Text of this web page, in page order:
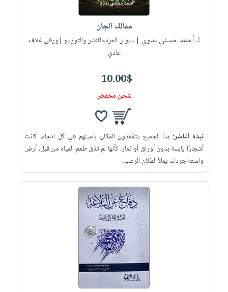
ممالك الجان
لـ أحمد حسني بدوي | ديوان العرب للنشر والتوزيع |ورقي غلاف
عادي
10.00$
شحن مخفض
نبذة الناشر: بدأ الجميع يتفقدون المكان بأعينهم في كل اتجاه، كانت
أشجارًا يابسة بدون أوراق أو ثمار، كأنها لم تذق طعم المياه من قبل، أرض
واسعة جرداء، يملأ المكان الرعب.